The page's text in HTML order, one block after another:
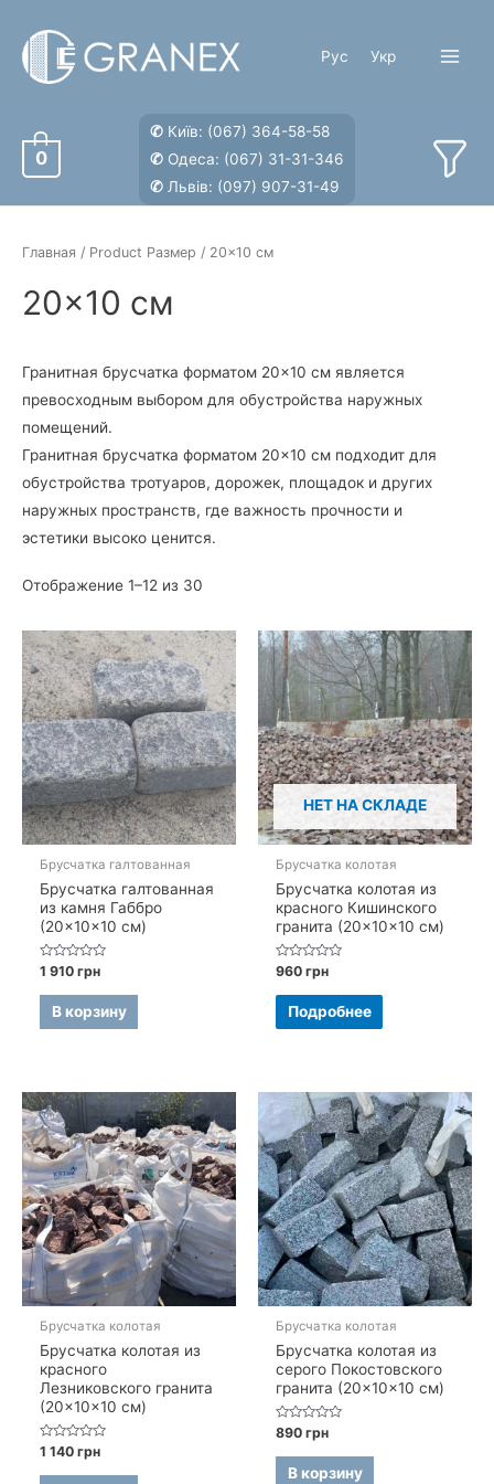
содержимому
Рус Укр
0
✆ Київ: (067) 364-58-58
✆ Одеса: (067) 31-31-346
✆ Львів: (097) 907-31-49
Главная / Product Размер / 20×10 см
20×10 см
Гранитная брусчатка форматом 20×10 см является
превосходным выбором для обустройства наружных
помещений.
Гранитная брусчатка форматом 20×10 см подходит для
обустройства тротуаров, дорожек, площадок и других
наружных пространств, где важность прочности и
эстетики высоко ценится.
Отображение 1–12 из 30
Брусчатка галтованная
Брусчатка галтованная
из камня Габбро
(20×10×10 см)
Оценка
из
1 910грн
В корзину
НЕТ НА СКЛАДЕ
Брусчатка колотая
Брусчатка колотая из
красного Кишинского
гранита (20×10×10 см)
Оценка
из
960грн
Подробнее
Брусчатка колотая
Брусчатка колотая из
красного
Лезниковского гранита
(20×10×10 см)
Оценка
из
1 140грн
Брусчатка колотая
Брусчатка колотая из
серого Покостовского
гранита (20×10×10 см)
Оценка
из
890грн
В корзину